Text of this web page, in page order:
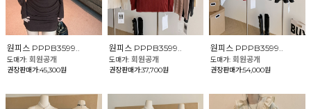
원피스 PPPB3599..
도매가: 회원공개
권장판매가:45,300원
원피스 PPPB3599..
도매가: 회원공개
권장판매가:37,700원
원피스 PPPB3599..
도매가:회원공개
권장판매가:54,000원